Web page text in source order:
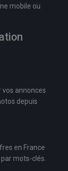
mobile ou
vos annonces
depuis
en France
mots-clés.